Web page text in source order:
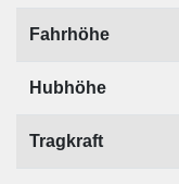
Fahrhöhe
Hubhöhe
Tragkraft